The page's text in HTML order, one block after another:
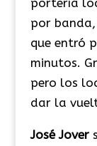
por banda,
que entró
minutos.
pero los
dar la
José Jover